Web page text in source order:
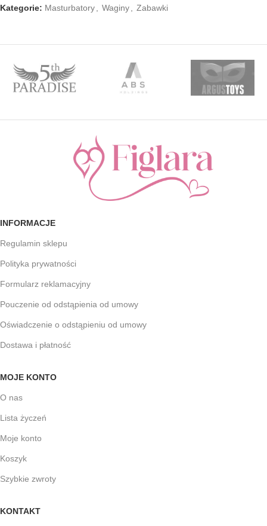
Kategorie: Masturbatory Waginy Zabawki
INFORMACJE
Regulamin sklepu
Polityka prywatności
Formularz reklamacyjny
Pouczenie od odstąpienia od umowy
Oświadczenie o odstąpieniu od umowy
Dostawa i płatność
MOJE KONTO
O nas
Lista życzeń
Moje konto
Koszyk
Szybkie zwroty
KONTAKT